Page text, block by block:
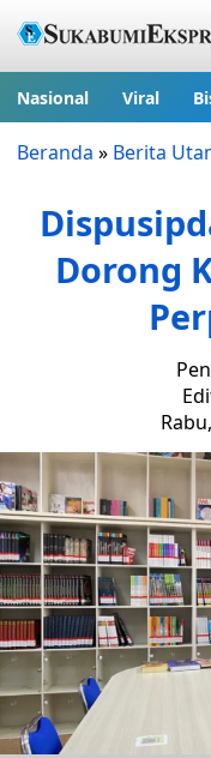
Nasional Viral
Beranda » Berita
Dorong